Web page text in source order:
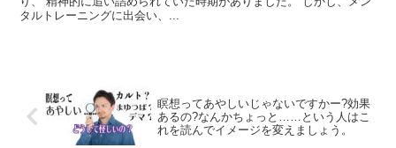
タルトレーニングに出会い、...
瞑想ってあやしいじゃないですかー?効果
あるの?なんかちょっと……という人はこ
れを読んでイメージを変えましょう。